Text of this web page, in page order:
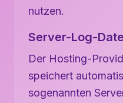
nutzen.
Server-Log-
Der Hosting-
speichert
sogenannten